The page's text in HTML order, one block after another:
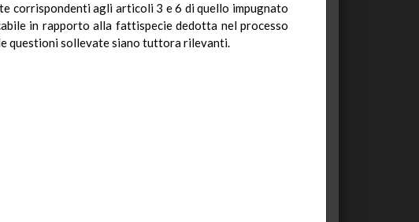
corrispondenti agli articoli 3 e 6 di quello impugnato
in rapporto alla fattispecie dedotta nel processo
questioni sollevate siano tuttora rilevanti.